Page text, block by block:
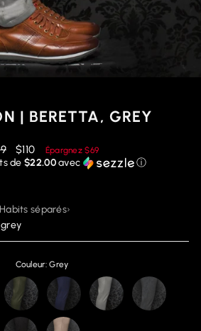
| BERETTA, GREY
Prix
réduit
$110 Épargnez$69
de$22.00avec ⓘ
Habits séparés›
grey
Couleur: Grey